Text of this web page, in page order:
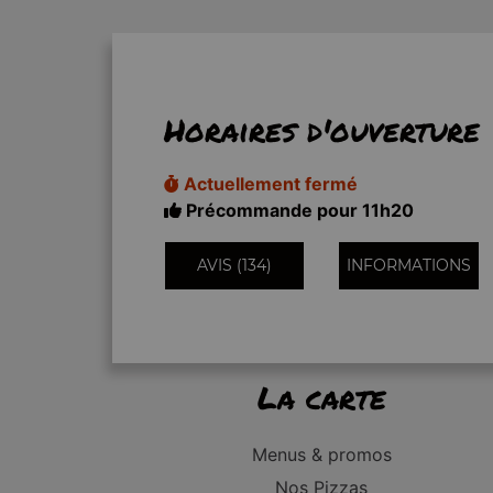
Horaires d'ouverture
Actuellement fermé
Précommande pour 11h20
AVIS (134) INFORMATIONS
La carte
Menus & promos
Nos Pizzas